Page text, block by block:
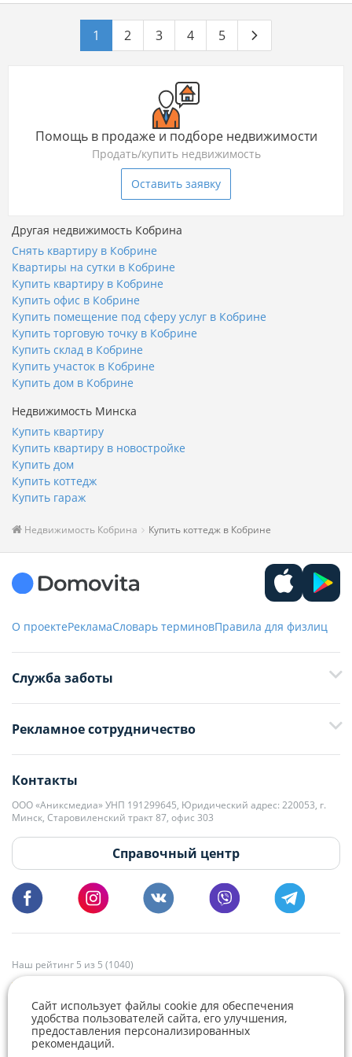
1 2 3 4 5
Помощь в продаже и подборе недвижимости
Продать/купить недвижимость
Оставить заявку
Другая недвижимость Кобрина
Снять квартиру в Кобрине
Квартиры на сутки в Кобрине
Купить квартиру в Кобрине
Купить офис в Кобрине
Купить помещение под сферу услуг в Кобрине
Купить торговую точку в Кобрине
Купить склад в Кобрине
Купить участок в Кобрине
Купить дом в Кобрине
Недвижимость Минска
Купить квартиру
Купить квартиру в новостройке
Купить дом
Купить коттедж
Купить гараж
Недвижимость Кобрина Купить коттедж в Кобрине
О проектеРекламаСловарь терминовПравила для физлиц
Служба заботы
+375 33 376-13-70
editor@domovita.by
Мы принимаем звонки и отвечаем на письма в будние дни с 9:00 до
18:00.
Рекламное сотрудничество
kb@domovita.by
+375 29 179-11-28 Владислав Гладченко
vg@domovita.by
Пишите и звоните нам в будние дни с 8:00 до 20:00.
Контакты
ООО «Аниксмедиа» УНП 191299645, Юридический адрес: 220053, г.
Минск, Старовиленский тракт 87, офис 303
Справочный центр
Наш рейтинг 5 из 5 (1040)
Сайт использует файлы cookie для обеспечения
удобства пользователей сайта, его улучшения,
предоставления персонализированных
рекомендаций.